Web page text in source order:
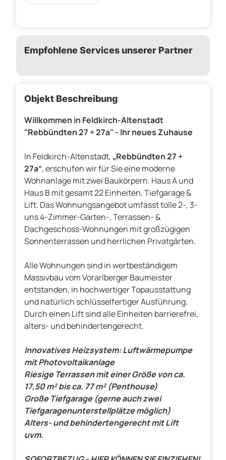
Empfohlene Services unserer Partner
Objekt Beschreibung
Willkommen in Feldkirch-Altenstadt
"Rebbündten 27 + 27a" - Ihr neues Zuhause
In Feldkirch-Altenstadt, „Rebbündten 27 +
27a“, erschufen wir für Sie eine moderne
Wohnanlage mit zwei Baukörpern. Haus A und
Haus B mit gesamt 22 Einheiten, Tiefgarage &
Lift. Das Wohnungsangebot umfasst tolle 2-, 3-
uns 4-Zimmer-Garten-, Terrassen- &
Dachgeschoss-Wohnungen mit großzügigen
Sonnenterrassen und herrlichen Privatgärten.
Alle Wohnungen sind in wertbeständigem
Massivbau vom Vorarlberger Baumeister
entstanden, in hochwertiger Topausstattung
und natürlich schlüsselfertiger Ausführung.
Durch einen Lift sind alle Einheiten barrierefrei,
alters- und behindertengerecht.
Innovatives Heizsystem: Luftwärmepumpe
mit Photovoltaikanlage
Riesige Terrassen mit einer Größe von ca.
17,50 m² bis ca. 77 m² (Penthouse)
Große Tiefgarage (gerne auch zwei
Tiefgaragenunterstellplätze möglich)
Alters- und behindertengerecht mit Lift
uvm.